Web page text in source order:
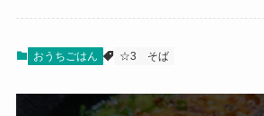
おうちごはん ☆3 そば